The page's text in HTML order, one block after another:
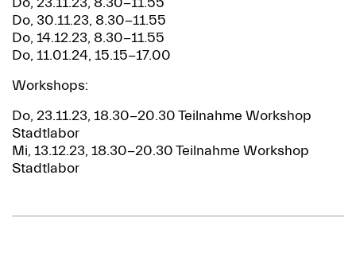
Do, 30.11.23, 8.30-11.55
Do, 14.12.23, 8.30-11.55
Do, 11.01.24, 15.15-17.00
Workshops:
Do, 23.11.23, 18.30-20.30 Teilnahme Workshop
Stadtlabor
Mi, 13.12.23, 18.30-20.30 Teilnahme Workshop
Stadtlabor